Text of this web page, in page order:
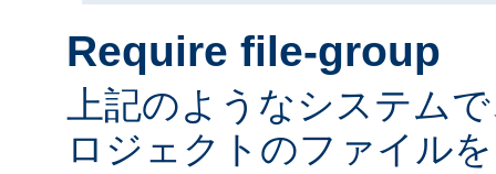
Require file-group
上記のようなシステム
ロジェクトのファイルを